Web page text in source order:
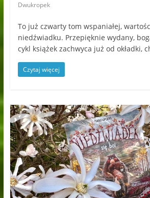
Dwukropek
To już czwarty tom wspaniałej,
niedźwiadku. Przepięknie wydany,
cykl książek zachwyca już od okładki,
Czytaj więcej